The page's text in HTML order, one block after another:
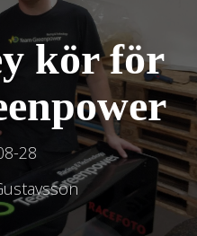
kör för
28